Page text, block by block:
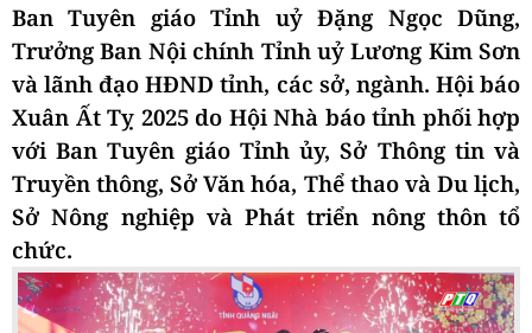
Ban Tuyên giáo Tỉnh uỷ Đặng Ngọc Dũng,
Trưởng Ban Nội chính Tỉnh uỷ Lương Kim Sơn
và lãnh đạo HĐND tỉnh, các sở, ngành. Hội báo
Xuân Ất Tỵ 2025do Hội Nhà báo tỉnh phối hợp
với Ban Tuyên giáo Tỉnh ủy, Sở Thông tin và
Truyền thông, Sở Văn hóa, Thể thao và Du lịch,
Sở Nông nghiệp và Phát triển nông thôn tổ
chức.